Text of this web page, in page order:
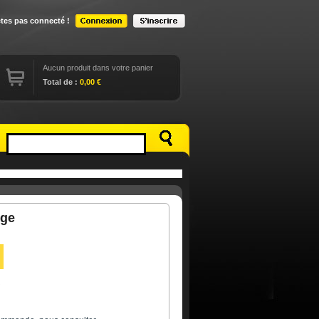
pas connecté !
Aucun produit dans votre panier
Total de : 0,00 €